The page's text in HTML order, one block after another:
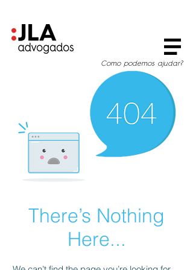
Como podemos ajudar?
There’s Nothing
Here...